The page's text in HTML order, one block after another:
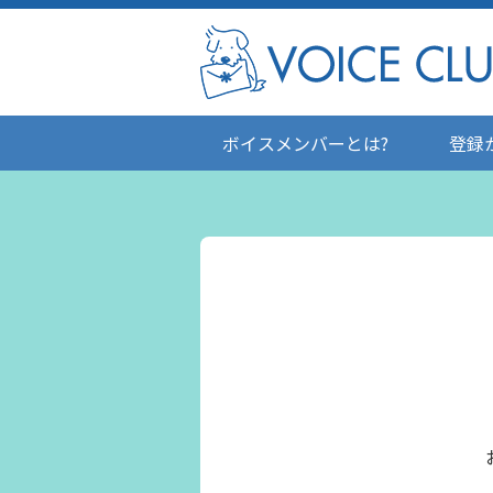
ボイスメンバーとは? 登録